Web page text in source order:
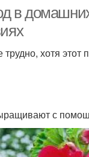
в
хотя этот
с